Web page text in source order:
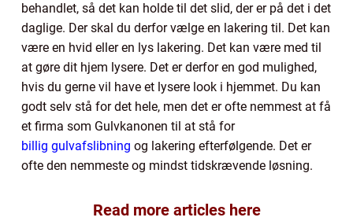
behandlet, så det kan holde til det slid, der er på det i det
daglige. Der skal du derfor vælge en lakering til. Det kan
være en hvid eller en lys lakering. Det kan være med til
at gøre dit hjem lysere. Det er derfor en god mulighed,
hvis du gerne vil have et lysere look i hjemmet. Du kan
godt selv stå for det hele, men det er ofte nemmest at få
et firma som Gulvkanonen til at stå for
billig gulvafslibning og lakering efterfølgende. Det er
ofte den nemmeste og mindst tidskrævende løsning.
Read more articles here